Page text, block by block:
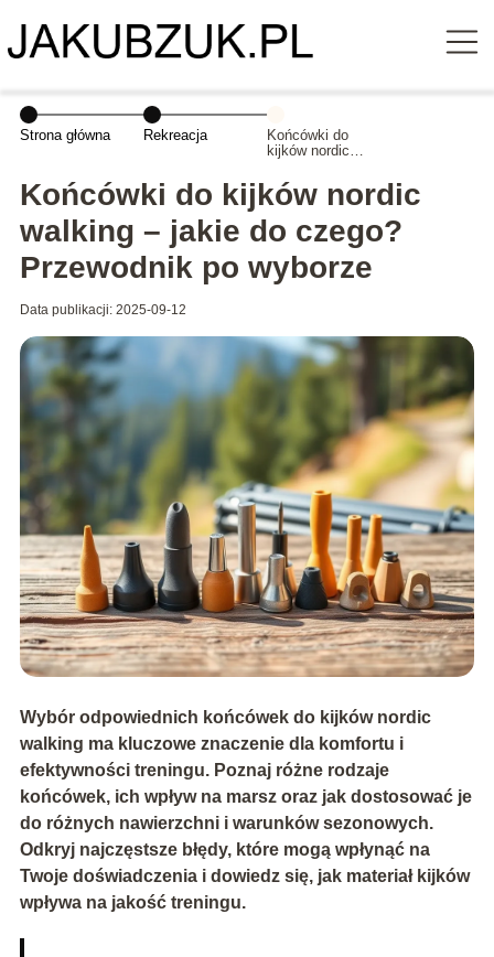
Strona główna Rekreacja
Końcówki do
kijków nordic
do czego?
Przewodnik po
Końcówki do kijków nordic
walking – jakie do czego?
Przewodnik po wyborze
Data publikacji: 2025-09-12
Wybór odpowiednich końcówek do kijków nordic
walking ma kluczowe znaczenie dla komfortu i
efektywności treningu. Poznaj różne rodzaje
końcówek, ich wpływ na marsz oraz jak dostosować je
do różnych nawierzchni i warunków sezonowych.
Odkryj najczęstsze błędy, które mogą wpłynąć na
Twoje doświadczenia i dowiedz się, jak materiał kijków
wpływa na jakość treningu.